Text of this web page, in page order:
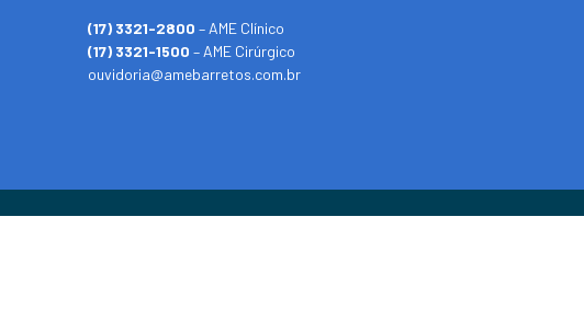
(17) 3321-2800 – AME Clínico
(17) 3321-1500 – AME Cirúrgico
ouvidoria@amebarretos.com.br